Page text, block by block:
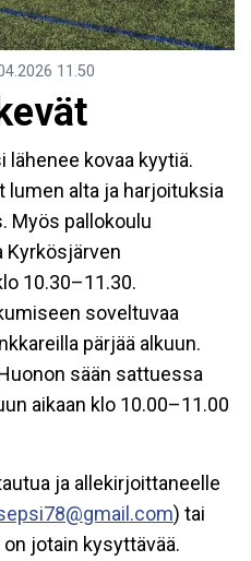
11.50
lähenee kovaa kyytiä.
lumen alta ja harjoituksia
Myös pallokoulu
Kyrkösjärven
10.30–11.30.
soveltuvaa
pärjää alkuun.
sään sattuessa
aikaan klo 10.00–11.00
ja allekirjoittaneelle
) tai
jotain kysyttävää.